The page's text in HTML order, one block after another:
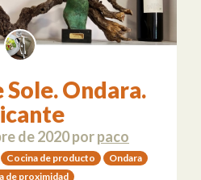
Sole. Ondara.
de 2020porpaco
Cocina de producto
Ondara
de proximidad